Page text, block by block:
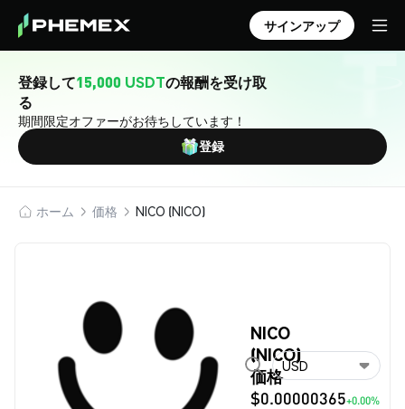
サインアップ
登録して15,000 USDTの報酬を受け取
る
期間限定オファーがお待ちしています！
登録
ホーム 価格 NICO (NICO)
NICO
(NICO)
価格
$0.00000365+0.00%
USD